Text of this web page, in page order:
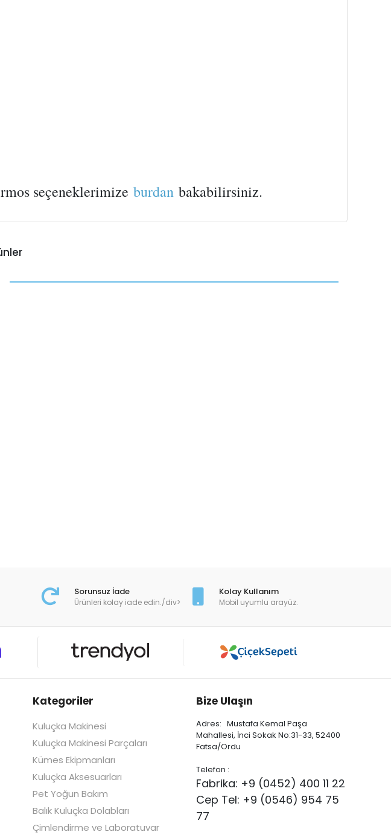
seçeneklerimize burdan bakabilirsiniz.
Sorunsuz İade
Ürünleri kolay iade edin./div>
Kolay Kullanım
Mobil uyumlu arayüz.
Kategoriler
Kuluçka Makinesi
Kuluçka Makinesi Parçaları
Kümes Ekipmanları
Kuluçka Aksesuarları
Pet Yoğun Bakım
Balık Kuluçka Dolabları
Çimlendirme ve Laboratuvar
Bize Ulaşın
Adres: Mustafa Kemal Paşa
Mahallesi, İnci Sokak No:31-33, 52400
Fatsa/Ordu
Telefon :
Fabrika: +9 (0452) 400 11 22
Cep Tel: +9 (0546) 954 75
77